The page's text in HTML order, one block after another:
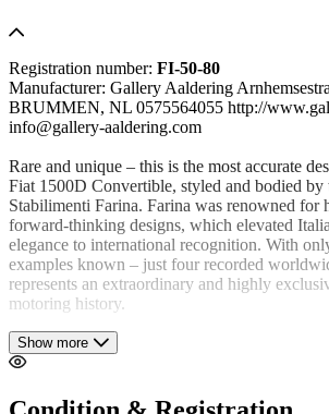
Registration number: FI-50-80
Manufacturer: Gallery Aaldering
BRUMMEN, NL 0575564055 http://
info@gallery-aaldering.com
Rare and unique – this is the most accurate
Fiat 1500D Convertible, styled and bodied by
Stabilimenti Farina. Farina was renowned for
forward-thinking designs, which elevated
elegance to international recognition. With
examples known – just four recorded
represents an extraordinary and highly
motoring history.
Discovered in a barn in 1993, the car had
decades before being brought back to life. It
original lines, proportions, and fine detailing.
Show more